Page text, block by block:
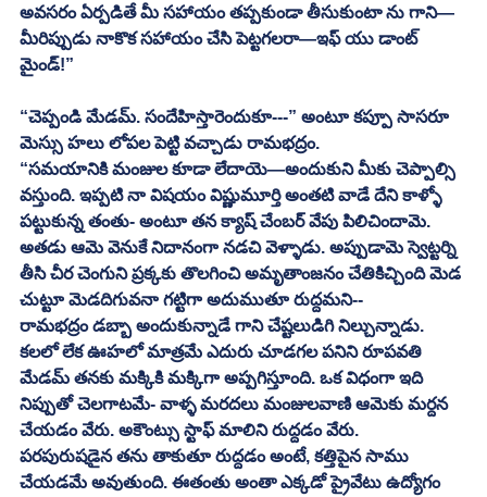
అవసరం ఏర్పడితే మీ సహాయం తప్పకుండా తీసుకుంటా ను గాని—
మీరిప్పుడు నాకొక సహాయం చేసి పెట్టగలరా—ఇఫ్ యు డాంట్
మైండ్!”
“చెప్పండి మేడమ్. సందేహిస్తారెందుకూ---” అంటూ కప్పూ సాసరూ
మెస్సు హలు లోపల పెట్టి వచ్చాడు రామభద్రం.
“సమయానికి మంజుల కూడా లేదాయె—అందుకుని మీకు చెప్పాల్సి
వస్తుంది. ఇప్పటి నా విషయం విష్ణుమూర్తి అంతటి వాడే దేని కాళ్ళో
పట్టుకున్న తంతు- అంటూ తన క్యాష్ చేంబర్ వేపు పిలిచిందామె.
అతడు ఆమె వెనుకే నిదానంగా నడచి వెళ్ళాడు. అప్పుడామె స్వెట్టర్ని
తీసి చీర చెంగుని ప్రక్కకు తొలగించి అమృతాంజనం చేతికిచ్చింది మెడ
చుట్టూ మెడదిగువనా గట్టిగా అదుముతూ రుద్దమని--
రామభద్రం డబ్బా అందుకున్నాడే గాని చేష్టలుడిగి నిల్చున్నాడు.
కలలో లేక ఊహలో మాత్రమే ఎదురు చూడగల పనిని రూపవతి
మేడమ్ తనకు మక్కికి మక్కిగా అప్పగిస్తూంది. ఒక విధంగా ఇది
నిప్పుతో చెలగాటమే- వాళ్ళ మరదలు మంజులవాణి ఆమెకు మర్దన
చేయడం వేరు. అకౌంట్సు స్టాఫ్ మాలిని రుద్దడం వేరు.
పరపురుషడైన తను తాకుతూ రుద్దడం అంటే, కత్తిపైన సాము
చేయడమే అవుతుంది. ఈతంతు అంతా ఎక్కడో ప్రైవేటు ఉద్యోగం